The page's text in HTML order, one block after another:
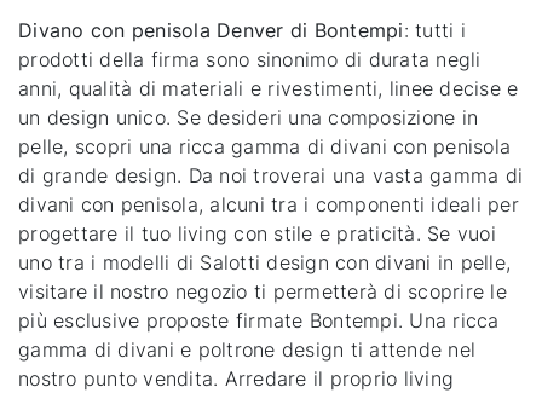
Divano con penisola Denver di Bontempi: tutti i
prodotti della firma sono sinonimo di durata negli
anni, qualità di materiali e rivestimenti, linee decise e
un design unico. Se desideri una composizione in
pelle, scopri una ricca gamma di divani con penisola
di grande design. Da noi troverai una vasta gamma di
divani con penisola, alcuni tra i componenti ideali per
progettare il tuo living con stile e praticità. Se vuoi
uno tra i modelli di Salotti design con divani in pelle,
visitare il nostro negozio ti permetterà di scoprire le
più esclusive proposte firmate Bontempi. Una ricca
gamma di divani e poltrone design ti attende nel
nostro punto vendita. Arredare il proprio living